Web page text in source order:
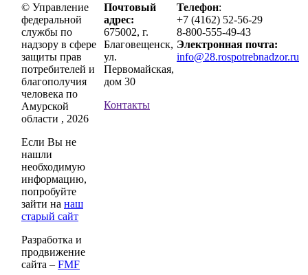
© Управление
федеральной
службы по
надзору в сфере
защиты прав
потребителей и
благополучия
человека по
Амурской
области , 2026
Если Вы не
нашли
необходимую
информацию,
попробуйте
зайти на наш
старый сайт
Разработка и
продвижение
сайта – FMF
Почтовый
адрес:
675002, г.
Благовещенск,
ул.
Первомайская,
дом 30
Контакты
Телефон:
+7 (4162) 52-56-29
8-800-555-49-43
Электронная почта:
info@28.rospotrebnadzor.ru